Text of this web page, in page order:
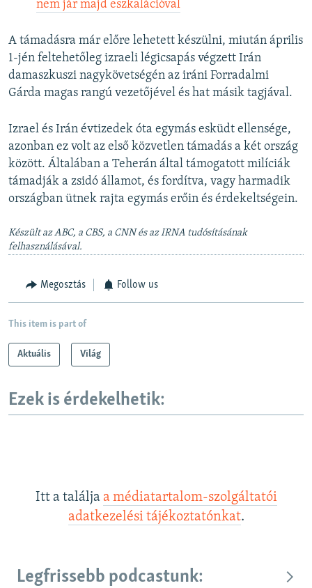
nem jár majd eszkalációval
A támadásra már előre lehetett készülni, miután április
1-jén feltehetőleg izraeli légicsapás végzett Irán
damaszkuszi nagykövetségén az iráni Forradalmi
Gárda magas rangú vezetőjével és hat másik tagjával.
Izrael és Irán évtizedek óta egymás esküdt ellensége,
azonban ez volt az első közvetlen támadás a két ország
között. Általában a Teherán által támogatott milíciák
támadják a zsidó államot, és fordítva, vagy harmadik
országban ütnek rajta egymás erőin és érdekeltségein.
Készült az ABC, a CBS, a CNN és az IRNA tudósításának
felhasználásával.
Megosztás Follow us
This item is part of
Aktuális Világ
Ezek is érdekelhetik:
Itt a találja a médiatartalom-szolgáltatói
adatkezelési tájékoztatónkat.
Legfrissebb podcastunk: